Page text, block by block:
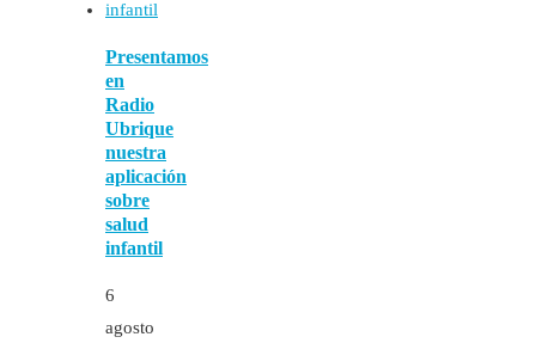
Presentamos
en
Radio
Ubrique
nuestra
aplicación
sobre
salud
infantil
6
agosto